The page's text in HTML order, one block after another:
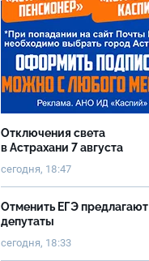
Отключения света
в Астрахани 7 августа
сегодня, 18:47
Отменить ЕГЭ предлагают
депутаты
сегодня, 18:33